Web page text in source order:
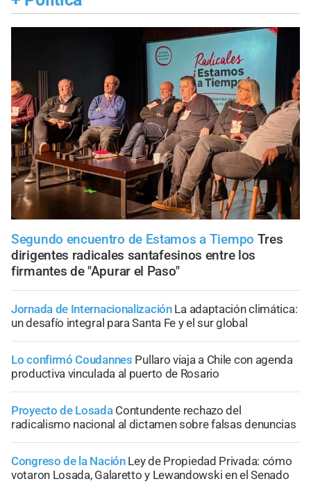
Segundo encuentro de Estamos a Tiempo Tres
dirigentes radicales santafesinos entre los
firmantes de "Apurar el Paso"
Jornada de Internacionalización La adaptación climática:
un desafío integral para Santa Fe y el sur global
Lo confirmó Coudannes Pullaro viaja a Chile con agenda
productiva vinculada al puerto de Rosario
Proyecto de Losada Contundente rechazo del
radicalismo nacional al dictamen sobre falsas denuncias
Congreso de la Nación Ley de Propiedad Privada: cómo
votaron Losada, Galaretto y Lewandowski en el Senado